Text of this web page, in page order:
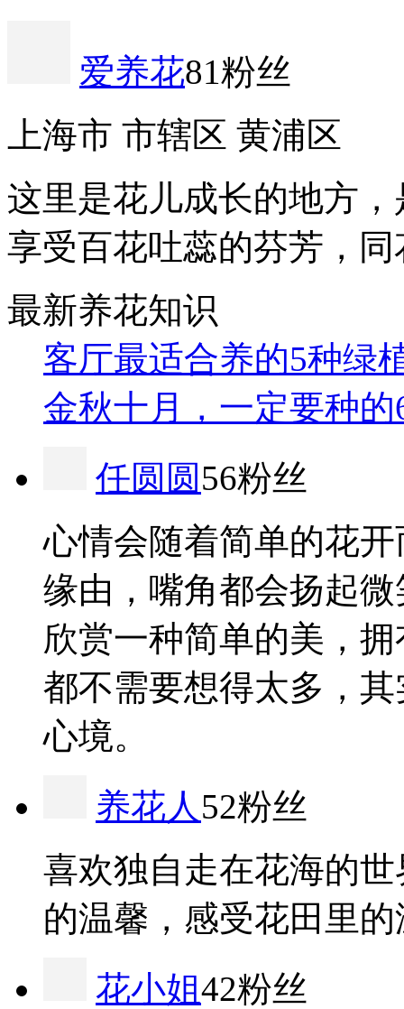
爱养花81粉丝
上海市 市辖区 黄浦区
这里是花儿成长的地方
享受百花吐蕊的芬芳，
最新养花知识
客厅最适合养的5种绿
金秋十月，一定要种
任圆圆56粉丝
心情会随着简单的花
缘由，嘴角都会扬起
欣赏一种简单的美，
都不需要想得太多，
心境。
养花人 52粉丝
喜欢独自走在花海的
的温馨，感受花田里
花小姐42粉丝